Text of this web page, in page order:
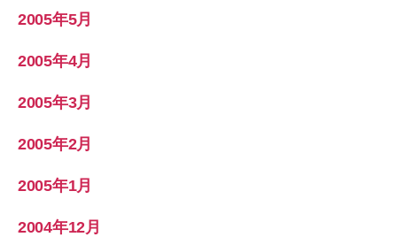
2005年5月
2005年4月
2005年3月
2005年2月
2005年1月
2004年12月